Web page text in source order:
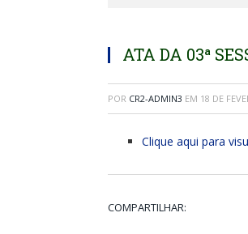
ATA DA 03ª
POR CR2-ADMIN3 EM 18 DE
Clique aqui para
COMPARTILHAR: